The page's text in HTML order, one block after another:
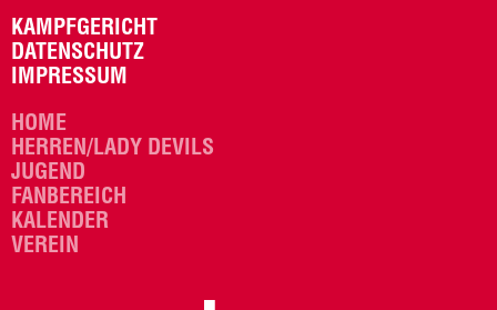
KAMPFGERICHT
DATENSCHUTZ
IMPRESSUM
HOME
HERREN/LADY DEVILS
JUGEND
FANBEREICH
KALENDER
VEREIN